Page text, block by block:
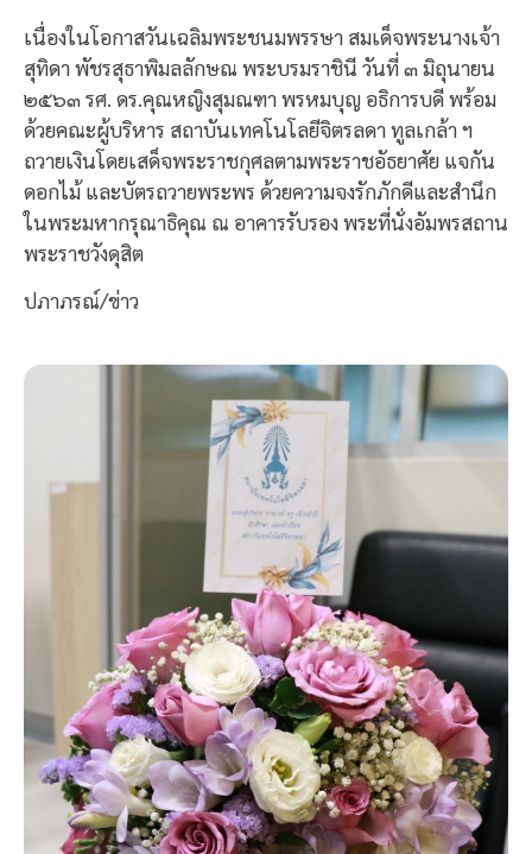
เนื่องในโอกาสวันเฉลิมพระชนมพรรษา สมเด็จพระนางเจ้า
สุทิดา พัชรสุธาพิมลลักษณ พระบรมราชินี วันที่ ๓ มิถุนายน
๒๕๖๓ รศ. ดร.คุณหญิงสุมณฑา พรหมบุญ อธิการบดี พร้อม
ด้วยคณะผู้บริหาร สถาบันเทคโนโลยีจิตรลดา ทูลเกล้า ฯ
ถวายเงินโดยเสด็จพระราชกุศลตามพระราชอัธยาศัย แจกัน
ดอกไม้ และบัตรถวายพระพร ด้วยความจงรักภักดีและสำนึก
ในพระมหากรุณาธิคุณ ณ อาคารรับรอง พระที่นั่งอัมพรสถาน
พระราชวังดุสิต
ปภาภรณ์/ข่าว